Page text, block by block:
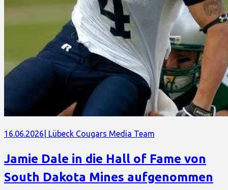
16.06.2026 | Lübeck Cougars Media Team
Jamie Dale in die Hall of Fame von
South Dakota Mines aufgenommen